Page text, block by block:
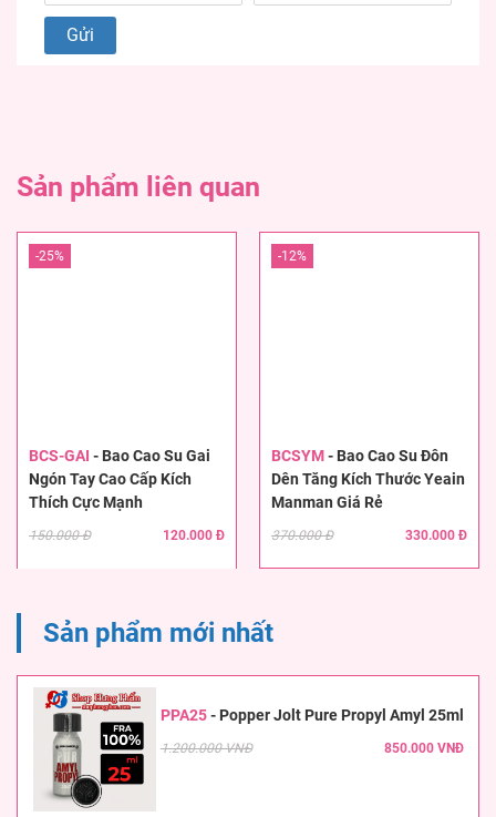
Sản phẩm liên quan
BCS-GAI - Bao Cao Su Gai
Ngón Tay Cao Cấp Kích
Thích Cực Mạnh
150.000 Đ 120.000 Đ
-25%
BCSYM- Bao Cao Su Đôn
Dên Tăng Kích Thước Yeain
Manman Giá Rẻ
370.000 Đ 330.000 Đ
-12%
Sản phẩm mới nhất
PPA25- Popper Jolt Pure Propyl Amyl 25ml
1.200.000 VNĐ 850.000 VNĐ